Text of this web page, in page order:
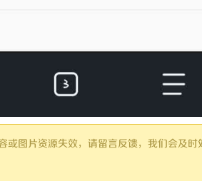
图片资源失效，请留言反馈，我们会及时